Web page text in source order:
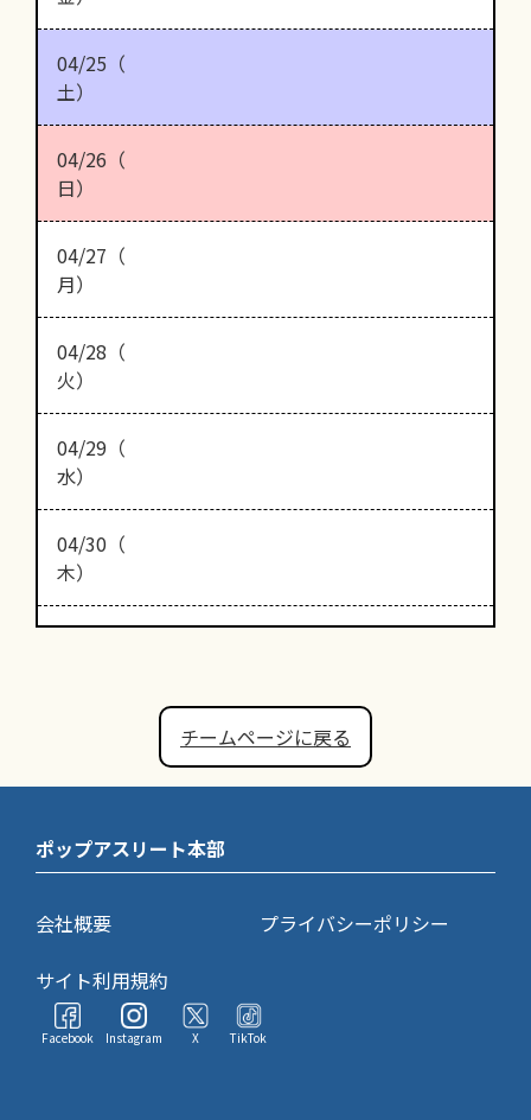
04/25（
土）
04/26（
日）
04/27（
月）
04/28（
火）
04/29（
水）
04/30（
木）
チームページに戻る
ポップアスリート本部
会社概要
プライバシーポリシー
サイト利用規約
Facebook Instagram X TikTok